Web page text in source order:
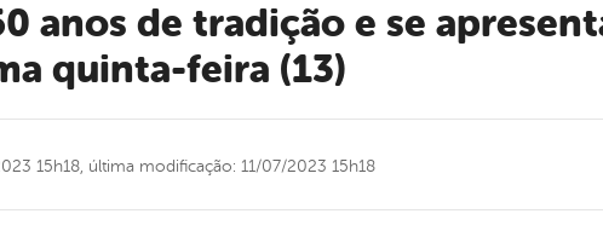
quinta-feira (13)
15h18, última modificação: 11/07/2023 15h18